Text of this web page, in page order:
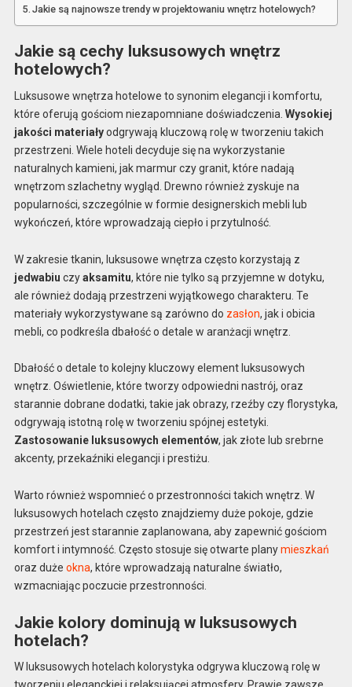
Jakie są najnowsze trendy w projektowaniu wnętrz hotelowych?
Jakie są cechy luksusowych wnętrz
hotelowych?
Luksusowe wnętrza hotelowe to synonim elegancji i komfortu,
które oferują gościom niezapomniane doświadczenia. Wysokiej
jakości materiałyodgrywają kluczową rolę w tworzeniu takich
przestrzeni. Wiele hoteli decyduje się na wykorzystanie
naturalnych kamieni, jak marmur czy granit, które nadają
wnętrzom szlachetny wygląd. Drewno również zyskuje na
popularności, szczególnie w formie designerskich mebli lub
wykończeń, które wprowadzają ciepło i przytulność.
W zakresie tkanin, luksusowe wnętrza często korzystają z
jedwabiu czyaksamitu, które nie tylko są przyjemne w dotyku,
ale również dodają przestrzeni wyjątkowego charakteru. Te
materiały wykorzystywane są zarówno do zasłon, jak i obicia
mebli, co podkreśla dbałość o detale w aranżacji wnętrz.
Dbałość o detale to kolejny kluczowy element luksusowych
wnętrz. Oświetlenie, które tworzy odpowiedni nastrój, oraz
starannie dobrane dodatki, takie jak obrazy, rzeźby czy florystyka,
odgrywają istotną rolę w tworzeniu spójnej estetyki.
Zastosowanie luksusowych elementów, jak złote lub srebrne
akcenty, przekaźniki elegancji i prestiżu.
Warto również wspomnieć o przestronności takich wnętrz. W
luksusowych hotelach często znajdziemy duże pokoje, gdzie
przestrzeń jest starannie zaplanowana, aby zapewnić gościom
komfort i intymność. Często stosuje się otwarte planymieszkań
oraz duże okna, które wprowadzają naturalne światło,
wzmacniając poczucie przestronności.
Jakie kolory dominują w luksusowych
hotelach?
W luksusowych hotelach kolorystyka odgrywa kluczową rolę w